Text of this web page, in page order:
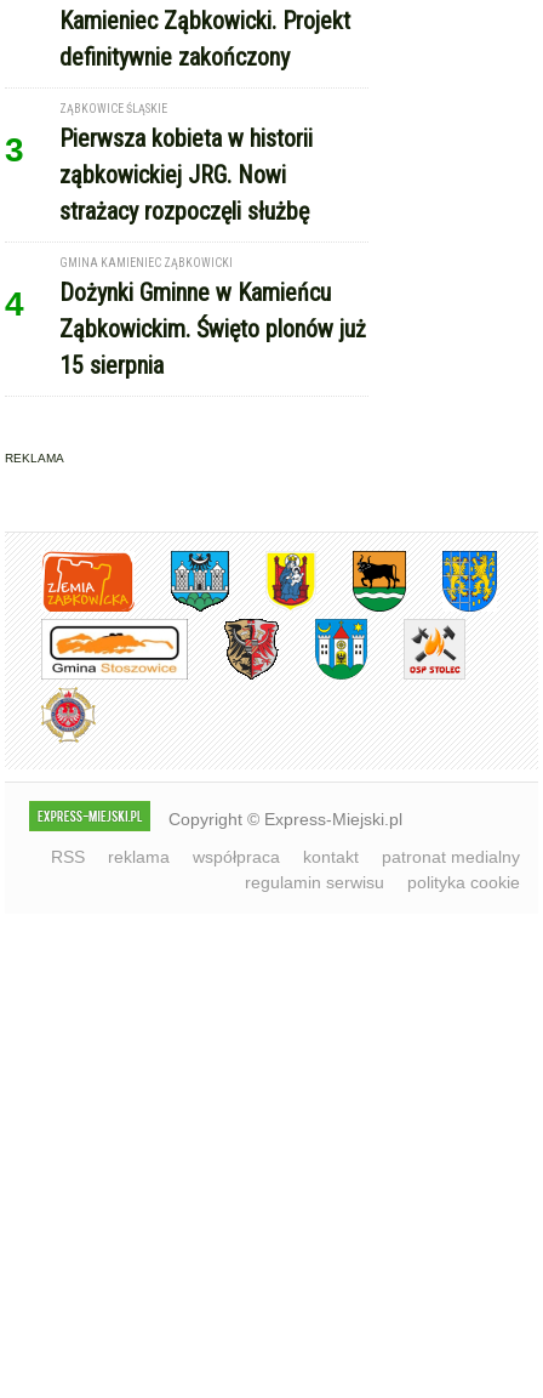
Kamieniec Ząbkowicki. Projekt
definitywnie zakończony
3
ZĄBKOWICE ŚLĄSKIE
Pierwsza kobieta w historii
ząbkowickiej JRG. Nowi
strażacy rozpoczęli służbę
4
GMINA KAMIENIEC ZĄBKOWICKI
Dożynki Gminne w Kamieńcu
Ząbkowickim. Święto plonów już
15 sierpnia
REKLAMA
Copyright © Express-Miejski.pl
RSS
reklama współpraca kontakt
patronat medialny
regulamin serwisu
polityka cookie